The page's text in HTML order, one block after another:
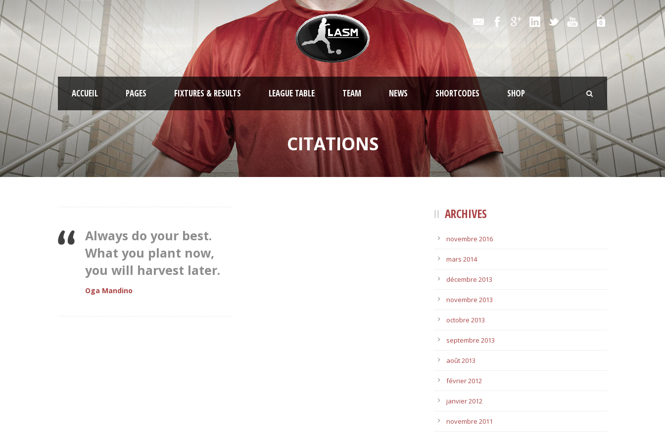
0
ACCUEIL PAGES FIXTURES & RESULTS LEAGUE TABLE TEAM NEWS SHORTCODES SHOP
CITATIONS
Always do your best.
What you plant now,
you will harvest later.
Oga Mandino
ARCHIVES
novembre 2016
mars 2014
décembre 2013
novembre 2013
octobre 2013
septembre 2013
août 2013
février 2012
janvier 2012
novembre 2011